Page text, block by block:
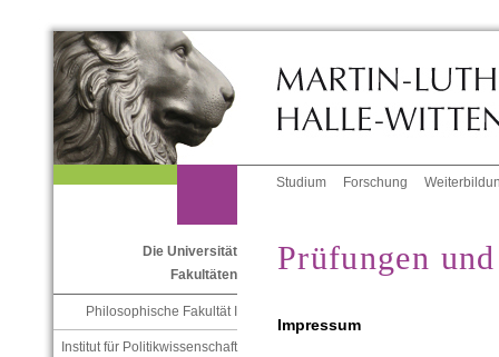
Studium Forschung
Die Universität
Fakultäten
Philosophische Fakultät I
Institut für Politikwissenschaft
Prüfungen
Impressum